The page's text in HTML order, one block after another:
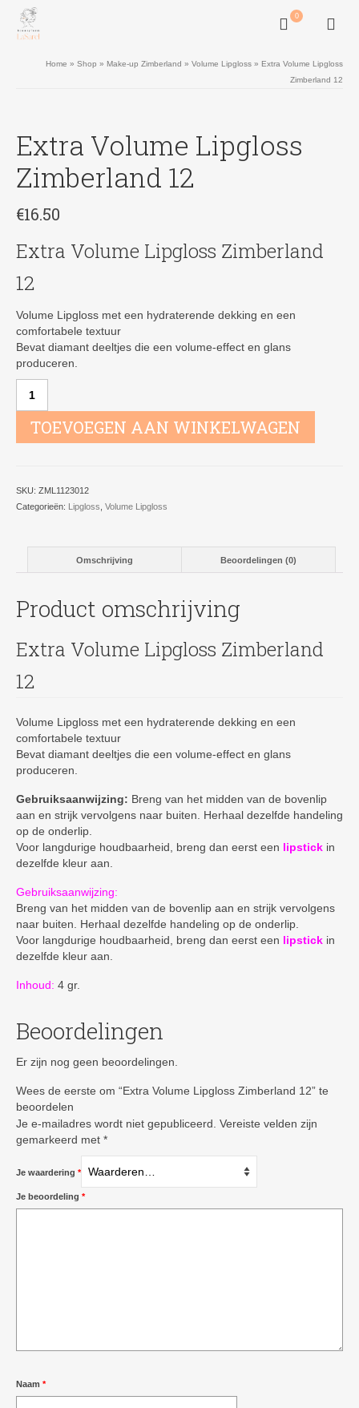
0
Home » Shop » Make-up Zimberland » Volume Lipgloss » Extra Volume Lipgloss
Zimberland 12
Extra Volume Lipgloss
Zimberland 12
€16.50
Extra Volume Lipgloss Zimberland
12
Volume Lipgloss met een hydraterende dekking en een
comfortabele textuur
Bevat diamant deeltjes die een volume-effect en glans
produceren.
Volume
Zimberland
TOEVOEGEN AAN WINKELWAGEN
SKU: ZML1123012
Categorieën: Lipgloss Volume Lipgloss
Omschrijving Beoordelingen (0)
Product omschrijving
Extra Volume Lipgloss Zimberland
12
Volume Lipgloss met een hydraterende dekking en een
comfortabele textuur
Bevat diamant deeltjes die een volume-effect en glans
produceren.
Gebruiksaanwijzing: Breng van het midden van de bovenlip
aan en strijk vervolgens naar buiten. Herhaal dezelfde handeling
op de onderlip.
Voor langdurige houdbaarheid, breng dan eerst een lipstick in
dezelfde kleur aan.
Gebruiksaanwijzing:
Breng van het midden van de bovenlip aan en strijk vervolgens
naar buiten. Herhaal dezelfde handeling op de onderlip.
Voor langdurige houdbaarheid, breng dan eerst een lipstick in
dezelfde kleur aan.
Inhoud: 4 gr.
Beoordelingen
Er zijn nog geen beoordelingen.
Wees de eerste om “Extra Volume Lipgloss Zimberland 12” te
beoordelen
Je e-mailadres wordt niet gepubliceerd. Vereiste velden zijn
gemarkeerd met *
Je waardering *
Je beoordeling *
Naam *